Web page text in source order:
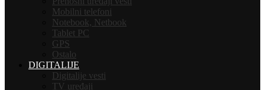
Mobilni telefoni
Notebook, Netbook
Tablet PC
GPS
Ostalo
DIGITALIJE
Digitalije vesti
TV uređaji